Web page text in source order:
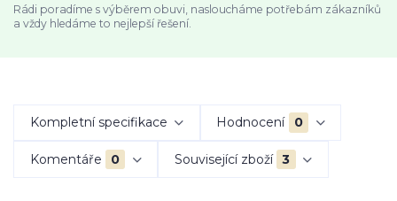
Rádi poradíme s výběrem obuvi, nasloucháme potřebám zákazníků
a vždy hledáme to nejlepší řešení.
Kompletní specifikace Hodnocení 0
Komentáře 0 Související zboží 3